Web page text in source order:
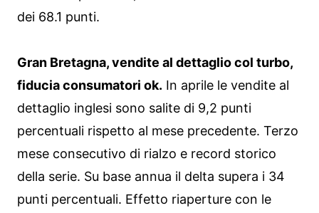
dei 68.1 punti.
Gran Bretagna, vendite al dettaglio col turbo,
fiducia consumatori ok. In aprile le vendite al
dettaglio inglesi sono salite di 9,2 punti
percentuali rispetto al mese precedente. Terzo
mese consecutivo di rialzo e record storico
della serie. Su base annua il delta supera i 34
punti percentuali. Effetto riaperture con le